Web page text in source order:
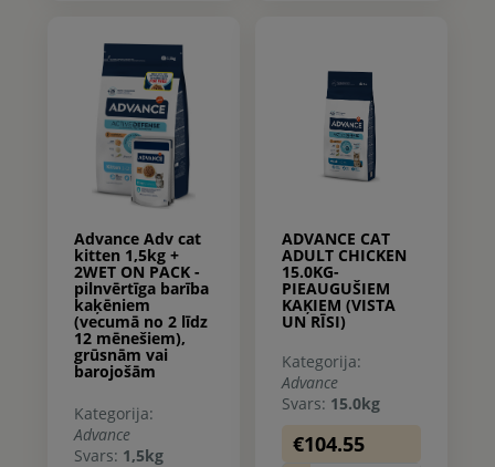
Advance Adv cat
kitten 1,5kg +
2WET ON PACK -
pilnvērtīga barība
kaķēniem
(vecumā no 2 līdz
12 mēnešiem),
grūsnām vai
barojošām
kaķenēm (sausā
barība un
konservi).
Kategorija:
Advance
Svars: 1,5kg
ADVANCE CAT
ADULT CHICKEN
15.0KG-
PIEAUGUŠIEM
KAĶIEM (VISTA
UN RĪSI)
Kategorija:
Advance
Svars: 15.0kg
€104.55